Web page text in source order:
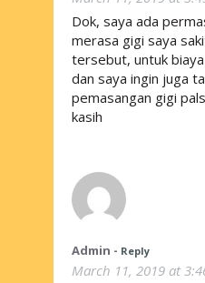
Dok, saya ada
merasa gigi saya
tersebut, untuk
dan saya ingin juga
pemasangan gigi
kasih
Admin - Reply
March 11, 2019 at